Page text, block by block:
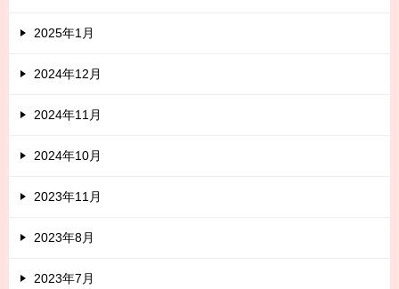
2025年1月
2024年12月
2024年11月
2024年10月
2023年11月
2023年8月
2023年7月